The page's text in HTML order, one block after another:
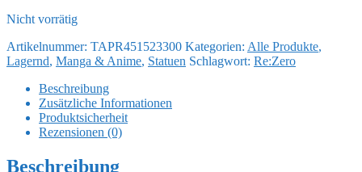
Nicht vorrätig
Artikelnummer: TAPR451523300 Kategorien: Alle Produkte,
Lagernd, Manga & Anime, Statuen Schlagwort: Re:Zero
Beschreibung
Zusätzliche Informationen
Produktsicherheit
Rezensionen (0)
Beschreibung